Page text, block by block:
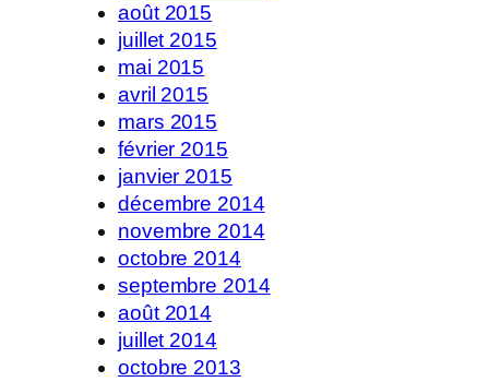
août 2015
juillet 2015
mai 2015
avril 2015
mars 2015
février 2015
janvier 2015
décembre 2014
novembre 2014
octobre 2014
septembre 2014
août 2014
juillet 2014
octobre 2013